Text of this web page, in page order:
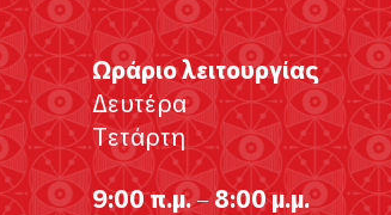
Ωράριο λειτουργίας
Δευτέρα
Τετάρτη
9:00 π.μ. – 8:00 μ.μ.